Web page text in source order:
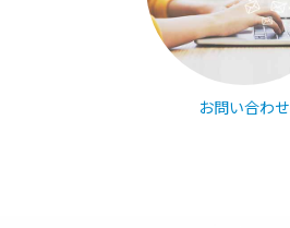
お問い合わせ